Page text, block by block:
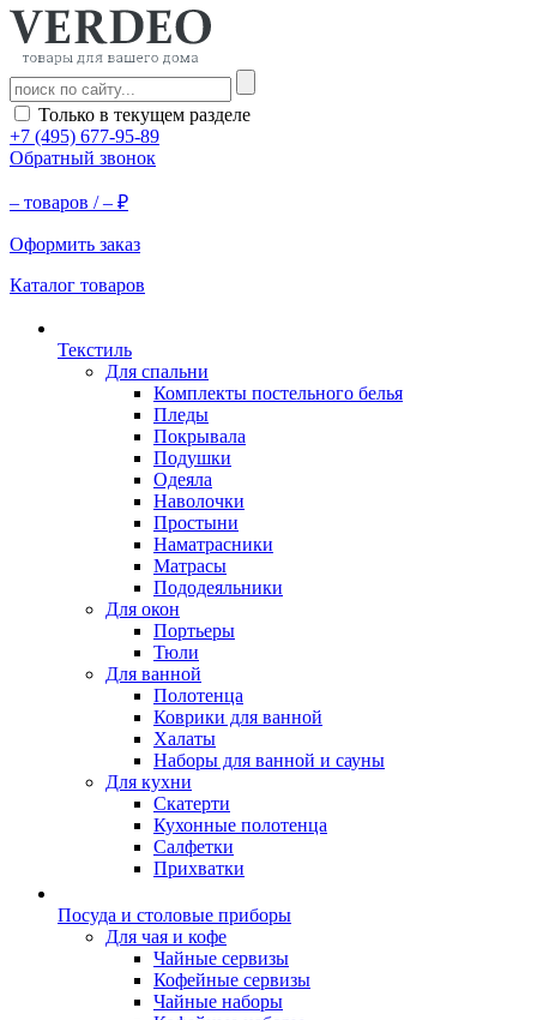
Только в текущем разделе
+7 (495) 677-95-89
Обратный звонок
– товаров /– ₽
Оформить заказ
Каталог товаров
Текстиль
Для спальни
Комплекты постельного белья
Пледы
Покрывала
Подушки
Одеяла
Наволочки
Простыни
Наматрасники
Матрасы
Пододеяльники
Для окон
Портьеры
Тюли
Для ванной
Полотенца
Коврики для ванной
Халаты
Наборы для ванной и сауны
Для кухни
Скатерти
Кухонные полотенца
Салфетки
Прихватки
Посуда и столовые приборы
Для чая и кофе
Чайные сервизы
Кофейные сервизы
Чайные наборы